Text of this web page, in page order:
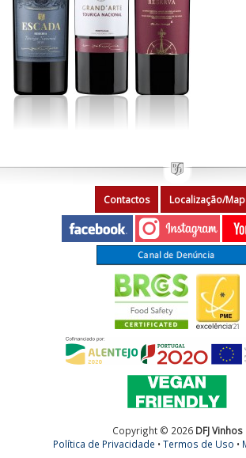
Contactos Localização/
Copyright © 2026 DFJ Vinhos
Política de Privacidade •Termos de Uso •